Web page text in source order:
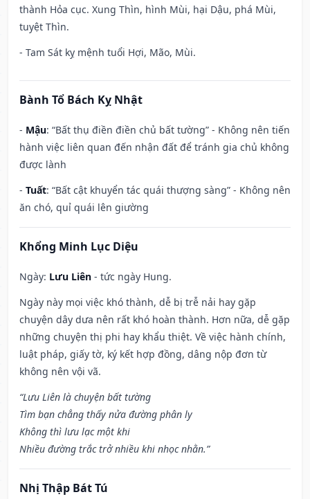
thành Hỏa cục. Xung Thìn, hình Mùi, hại Dậu, phá Mùi,
tuyệt Thìn.
- Tam Sát kỵ mệnh tuổi Hợi, Mão, Mùi.
Bành Tổ Bách Kỵ Nhật
- Mậu: “Bất thụ điền điền chủ bất tường” - Không nên tiến
hành việc liên quan đến nhận đất để tránh gia chủ không
được lành
- Tuất: “Bất cật khuyển tác quái thượng sàng” - Không nên
ăn chó, quỉ quái lên giường
Khổng Minh Lục Diệu
Ngày: Lưu Liên - tức ngày Hung.
Ngày này mọi việc khó thành, dễ bị trễ nải hay gặp
chuyện dây dưa nên rất khó hoàn thành. Hơn nữa, dễ gặp
những chuyện thị phi hay khẩu thiệt. Về việc hành chính,
luật pháp, giấy tờ, ký kết hợp đồng, dâng nộp đơn từ
không nên vội vã.
“Lưu Liên là chuyện bất tường
Tìm bạn chẳng thấy nửa đường phân ly
Không thì lưu lạc một khi
Nhiều đường trắc trở nhiều khi nhọc nhằn.”
Nhị Thập Bát Tú